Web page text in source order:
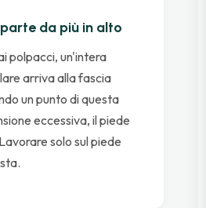
da più in alto
polpacci, un'intera
arriva alla fascia
un punto di questa
eccessiva, il piede
solo sul piede